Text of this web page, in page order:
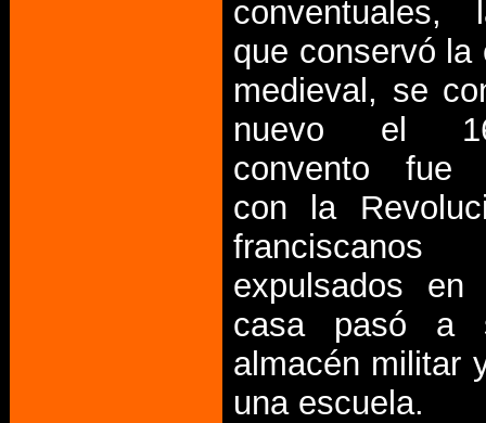
conventuales,
que conservó la
medieval, se
nuevo el
convento fue
con la
expulsados
casa pasó a
almacén militar
una escuela.